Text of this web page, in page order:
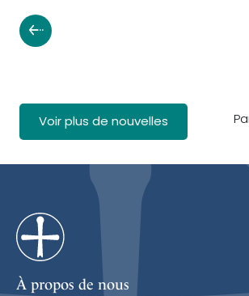
Voir plus de nouvelles
À propos de nous